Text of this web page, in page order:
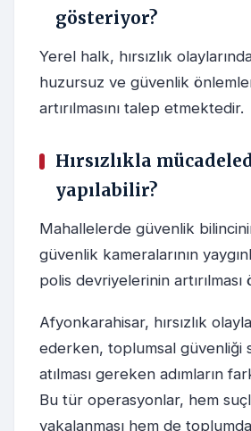
gösteriyor?
Yerel halk, hırsızlık
huzursuz ve güvenlik
artırılmasını talep etmektedir.
Hırsızlıkla
yapılabilir?
Mahallelerde güvenlik
güvenlik kameralarının
polis devriyelerinin
Afyonkarahisar, hırsızlık
ederken, toplumsal güvenliği
atılması gereken adımların
Bu tür operasyonlar, hem
yakalanması hem de